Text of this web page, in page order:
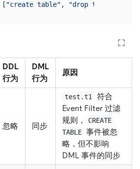
[ "create table" , "drop table"
DDL
行为
DML
行为
原因
忽略 同步
test.t1
符合
Event Filter 过滤
规则，
CREATE
TABLE 事件被忽
略，但不影响
DML 事件的同步